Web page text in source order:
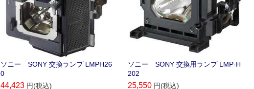
ソニー SONY 交換ランプ LMPH26
0
44,423 円(税込)
ソニー SONY 交換用ランプ LMP‐H
202
25,550 円(税込)